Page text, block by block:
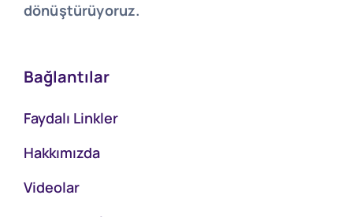
dönüştürüyoruz.
Bağlantılar
Faydalı Linkler
Hakkımızda
Videolar